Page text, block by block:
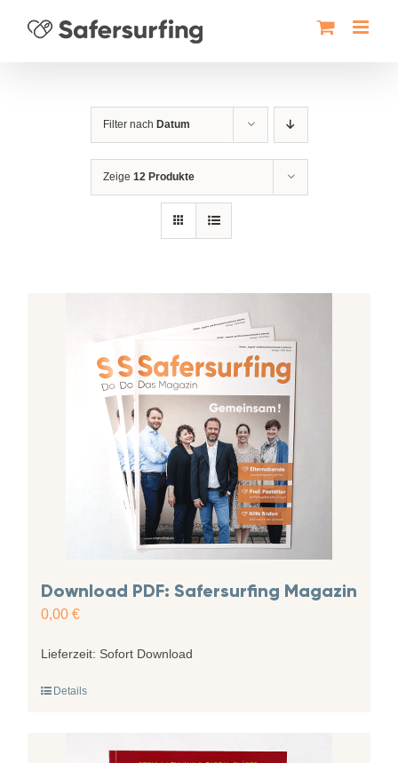
Inhalt
Filter nach Datum
Zeige 12 Produkte
Download PDF: Safersurfing Magazin
0,00 €
Lieferzeit: Sofort Download
Details